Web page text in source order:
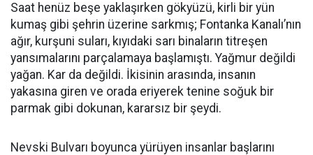
Saat henüz beşe yaklaşırken gökyüzü, kirli bir yün
kumaş gibi şehrin üzerine sarkmış; Fontanka Kanalı’nın
ağır, kurşuni suları, kıyıdaki sarı binaların titreşen
yansımalarını parçalamaya başlamıştı. Yağmur değildi
yağan. Kar da değildi. İkisinin arasında, insanın
yakasına giren ve orada eriyerek tenine soğuk bir
parmak gibi dokunan, kararsız bir şeydi.
Nevski Bulvarı boyunca yürüyen insanlar başlarını